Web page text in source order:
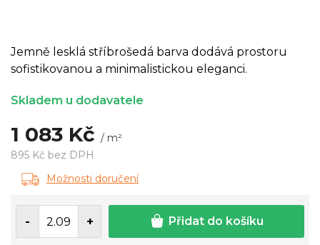
1 083 Kč / m²
895 Kč bez DPH
Měrná
cena:
Skladem u dodavatele
Možnosti doručení
Přidat do košíku
Jemně lesklá stříbrošedá barva dodává prostoru
sofistikovanou a minimalistickou eleganci.